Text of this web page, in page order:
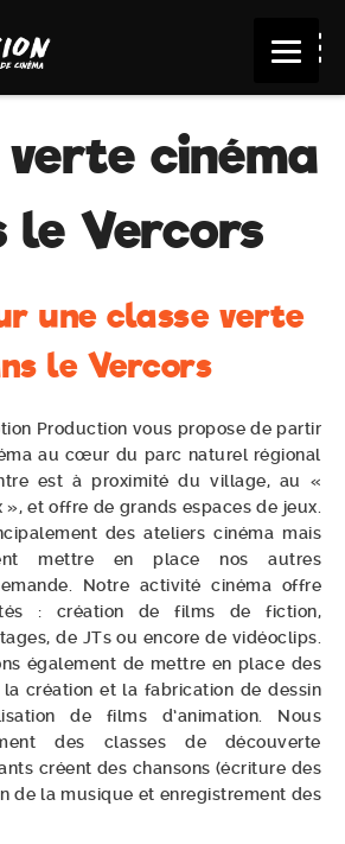
verte cinéma
le Vercors
une classe verte
le Vercors
Production vous propose de partir
au cœur du parc naturel régional
est à proximité du village, au «
», et offre de grands espaces de jeux.
des ateliers cinéma mais
mettre en place nos autres
Notre activité cinéma offre
: création de films de fiction,
de JTs ou encore de vidéoclips.
également de mettre en place des
création et la fabrication de dessin
de films d’animation. Nous
des classes de découverte
créent des chansons (écriture des
de la musique et enregistrement des